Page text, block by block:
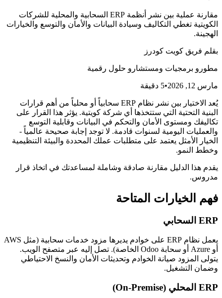
مقارنة عملية بين نشر أنظمة ERP السحابية والمحلية للشركات
الكويتية تغطي التكاليف وسيادة البيانات والأمان والتوسع والخيارات
الهجينة.
بقلم فريق كويت كودرز
مطورو برمجيات ومستشارو حلول رقمية
مارس 12, 2026 •
5 دقيقة
يُعد الاختيار بين نشر نظام ERP سحابياً أو محلياً من أهم قرارات
البنية التحتية التي ستتخذها أي شركة كويتية. يؤثر هذا القرار على
تكاليفك ومستوى الأمان والتحكم في البيانات وقابلية التوسع
والعمليات اليومية لسنوات قادمة. لا توجد إجابة صحيحة عالمياً -
الخيار الأمثل يعتمد على متطلبات عملك المحددة والبيئة التنظيمية
وخطط النمو.
يقدم هذا الدليل مقارنة صادقة وشاملة لمساعدتك في اتخاذ قرار
مدروس.
فهم الخيارات المتاحة
ERP السحابي
يعمل نظام ERP على خوادم يديرها مزود خدمات سحابية (مثل AWS
أو Azure أو سحابة Odoo الخاصة). تصل إليه عبر متصفح الويب.
يتولى المزود صيانة الخوادم وتحديثات الأمان والنسخ الاحتياطي
وضمان التشغيل.
ERP المحلي (On-Premise)